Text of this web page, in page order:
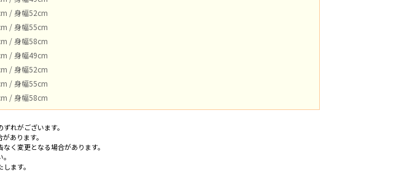
/ 身幅52cm
/ 身幅55cm
/ 身幅58cm
/ 身幅49cm
/ 身幅52cm
/ 身幅55cm
/ 身幅58cm
れがございます。
あります。
く変更となる場合があります。
ます。